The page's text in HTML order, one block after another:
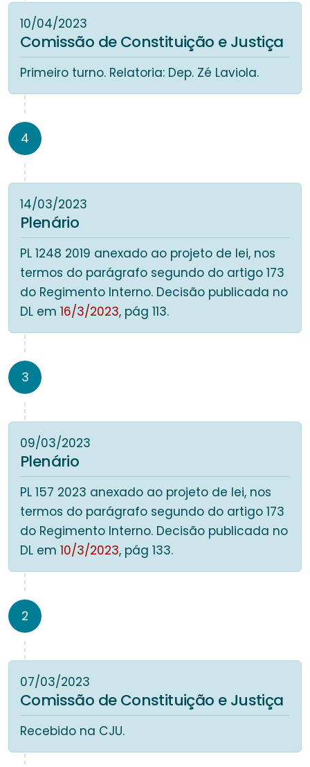
10/04/2023
Comissão de Constituição e Justiça
Primeiro turno. Relatoria: Dep. Zé Laviola.
4
14/03/2023
Plenário
PL 1248 2019 anexado ao projeto de lei, nos
termos do parágrafo segundo do artigo 173
do Regimento Interno. Decisão publicada no
DL em 16/3/2023, pág 113.
3
09/03/2023
Plenário
PL 157 2023 anexado ao projeto de lei, nos
termos do parágrafo segundo do artigo 173
do Regimento Interno. Decisão publicada no
DL em 10/3/2023, pág 133.
2
07/03/2023
Comissão de Constituição e Justiça
Recebido na CJU.